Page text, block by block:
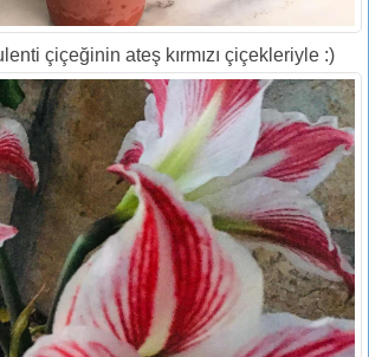
çiçeğinin ateş kırmızı çiçekleriyle :)